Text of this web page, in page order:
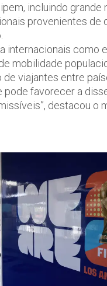
incluindo grande
provenientes de
internacionais como
mobilidade
de viajantes entre
pode favorecer a
destacou o